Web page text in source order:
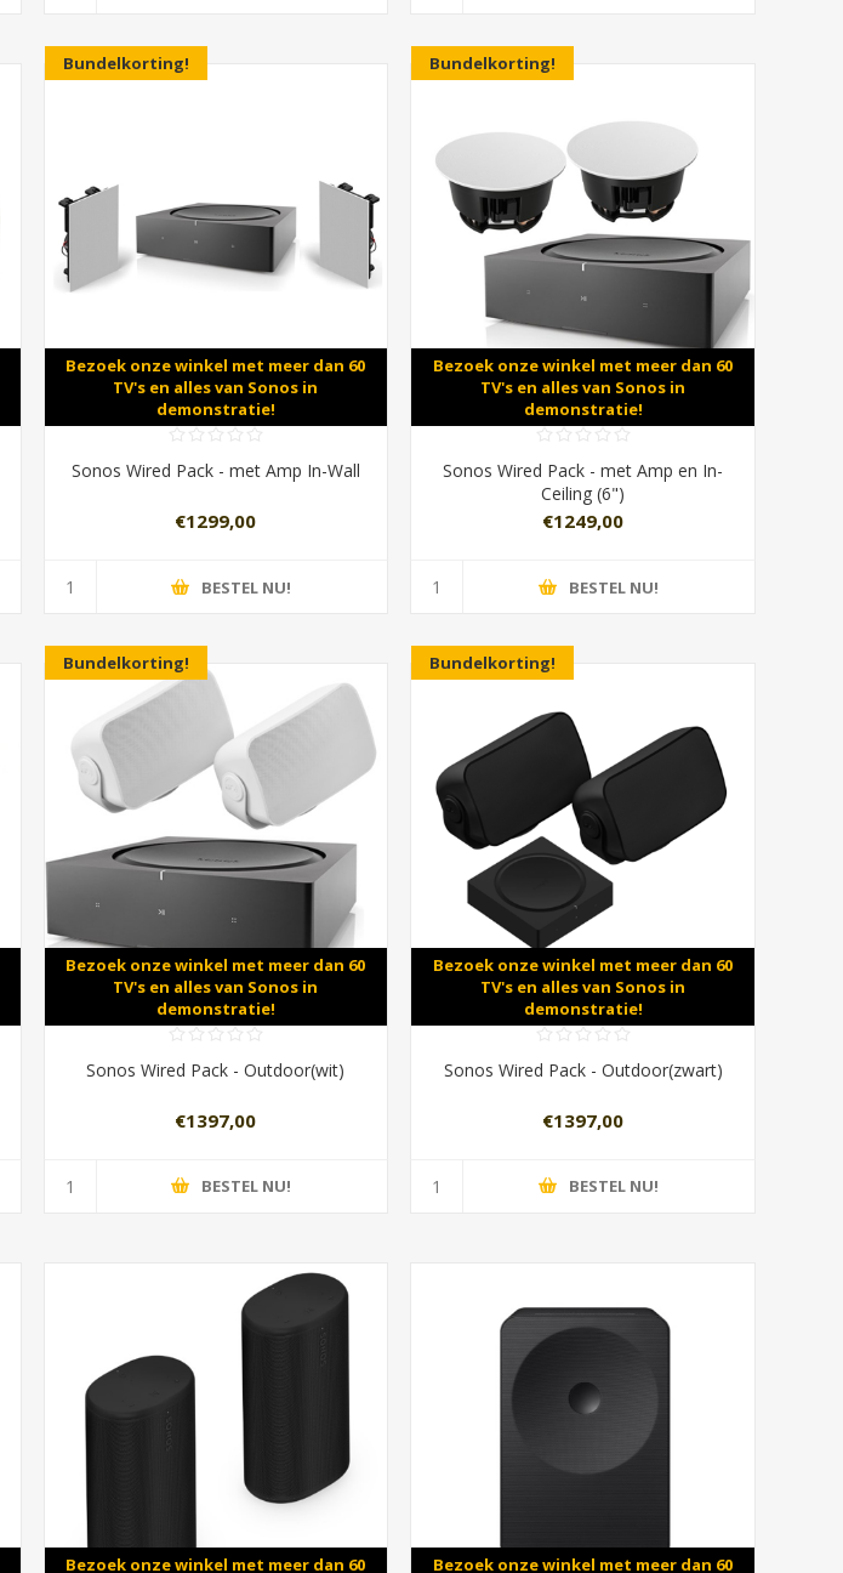
Bundelkorting!
Bezoek onze winkel met meer dan 60
TV's en alles van Sonos in
demonstratie!
Sonos Wired Pack - met Amp In-Wall
€1299,00
BESTEL NU!
Bundelkorting!
Bezoek onze winkel met meer dan 60
TV's en alles van Sonos in
demonstratie!
Sonos Wired Pack - met Amp en In-
Ceiling (6")
€1249,00
BESTEL NU!
Bundelkorting!
Bezoek onze winkel met meer dan 60
TV's en alles van Sonos in
demonstratie!
Sonos Wired Pack - Outdoor(wit)
€1397,00
BESTEL NU!
Bundelkorting!
Bezoek onze winkel met meer dan 60
TV's en alles van Sonos in
demonstratie!
Sonos Wired Pack - Outdoor(zwart)
€1397,00
BESTEL NU!
Bezoek onze winkel met meer dan 60 Bezoek onze winkel met meer dan 60